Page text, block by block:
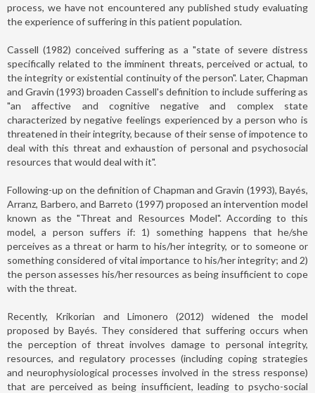
process, we have not encountered any published study evaluating
the experience of suffering in this patient population.
Cassell (1982) conceived suffering as a "state of severe distress
specifically related to the imminent threats, perceived or actual, to
the integrity or existential continuity of the person". Later, Chapman
and Gravin (1993) broaden Cassell's definition to include suffering as
"an affective and cognitive negative and complex state
characterized by negative feelings experienced by a person who is
threatened in their integrity, because of their sense of impotence to
deal with this threat and exhaustion of personal and psychosocial
resources that would deal with it".
Following-up on the definition of Chapman and Gravin (1993), Bayés,
Arranz, Barbero, and Barreto (1997) proposed an intervention model
known as the "Threat and Resources Model". According to this
model, a person suffers if: 1) something happens that he/she
perceives as a threat or harm to his/her integrity, or to someone or
something considered of vital importance to his/her integrity; and 2)
the person assesses his/her resources as being insufficient to cope
with the threat.
Recently, Krikorian and Limonero (2012) widened the model
proposed by Bayés. They considered that suffering occurs when
the perception of threat involves damage to personal integrity,
resources, and regulatory processes (including coping strategies
and neurophysiological processes involved in the stress response)
that are perceived as being insufficient, leading to psycho-social